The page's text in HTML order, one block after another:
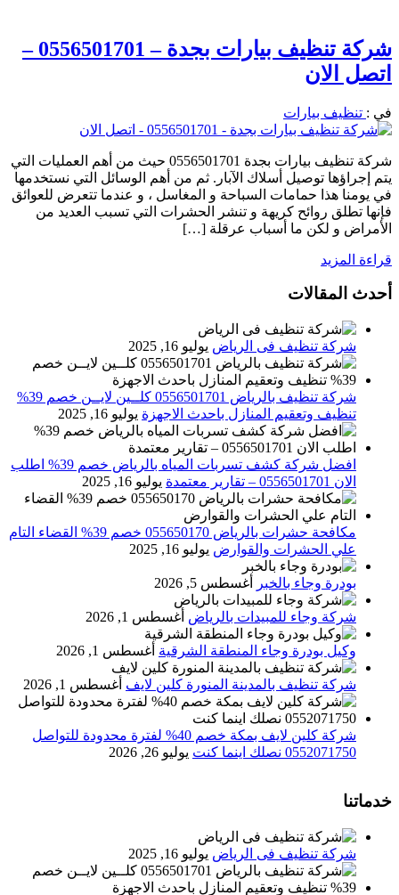
شركة تنظيف بيارات بجدة – 0556501701 –
اتصل الان
في : تنظيف بيارات
شركة تنظيف بيارات بجدة 0556501701 حيث من أهم العمليات التي
يتم إجراؤها توصيل أسلاك الآبار. ثم من أهم الوسائل التي نستخدمها
في يومنا هذا حمامات السباحة و المغاسل ، و عندما تتعرض للعوائق
فإنها تطلق روائح كريهة و تنشر الحشرات التي تسبب العديد من
الأمراض و لكن ما أسباب عرقلة […]
قراءة المزيد
أحدث المقالات
شركة تنظيف فى الرياض يوليو 16, 2025
شركة تنظيف بالرياض 0556501701 كلــين لايــن خصم 39%
تنظيف وتعقيم المنازل باحدث الاجهزة يوليو 16, 2025
افضل شركة كشف تسربات المياه بالرياض خصم 39% اطلب
الان 0556501701‬‏ – تقارير معتمدة
يوليو 16, 2025
مكافحة حشرات بالرياض 055650170 خصم 39% القضاء التام
علي الحشرات والقوارض يوليو 16, 2025
بودرة وجاء بالخبر أغسطس 5, 2026
شركة وجاء للمبيدات بالرياض أغسطس 1, 2026
وكيل بودرة وجاء المنطقة الشرقية أغسطس 1, 2026
شركة تنظيف بالمدينة المنورة كلين لايف أغسطس 1, 2026
شركة كلين لايف بمكة خصم 40% لفترة محدودة للتواصل
0552071750 نصلك اينما كنت
يوليو 26, 2026
خدماتنا
شركة تنظيف فى الرياض يوليو 16, 2025